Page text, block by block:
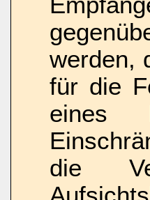
werden,
für die
eines
die